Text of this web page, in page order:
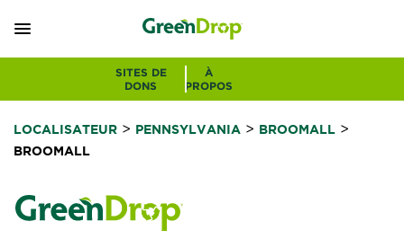
SITES DE
DONS
À
PROPOS
LOCALISATEUR > PENNSYLVANIA > BROOMALL >
BROOMALL